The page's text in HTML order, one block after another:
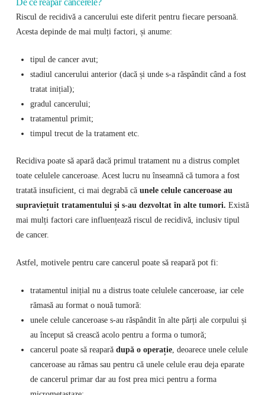
De ce reapar cancerele?
Riscul de recidivă a cancerului este diferit pentru fiecare persoană.
Acesta depinde de mai mulți factori, și anume:
tipul de cancer avut;
stadiul cancerului anterior (dacă și unde s-a răspândit când a fost
tratat inițial);
gradul cancerului;
tratamentul primit;
timpul trecut de la tratament etc.
Recidiva poate să apară dacă primul tratament nu a distrus complet
toate celulele canceroase. Acest lucru nu înseamnă că tumora a fost
tratată insuficient, ci mai degrabă că unele celule canceroase au
supraviețuit tratamentului și s-au dezvoltat în alte tumori. Există
mai mulți factori care influențează riscul de recidivă, inclusiv tipul
de cancer.
Astfel, motivele pentru care cancerul poate să reapară pot fi:
tratamentul inițial nu a distrus toate celulele canceroase, iar cele
rămasă au format o nouă tumoră:
unele celule canceroase s-au răspândit în alte părți ale corpului și
au început să crească acolo pentru a forma o tumoră;
cancerul poate să reapară după o operație, deoarece unele celule
canceroase au rămas sau pentru că unele celule erau deja eparate
de cancerul primar dar au fost prea mici pentru a forma